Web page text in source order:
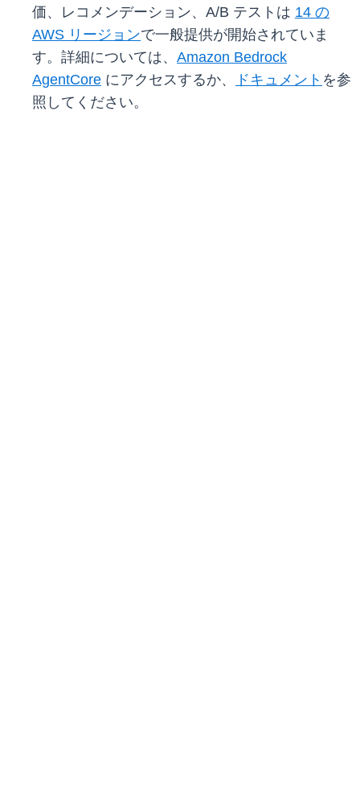
価、レコメンデーション、A/B テストは 14 の
AWS リージョンで一般提供が開始されていま
す。詳細については、 Amazon Bedrock
AgentCore にアクセスするか、 ドキュメント を参
照してください。